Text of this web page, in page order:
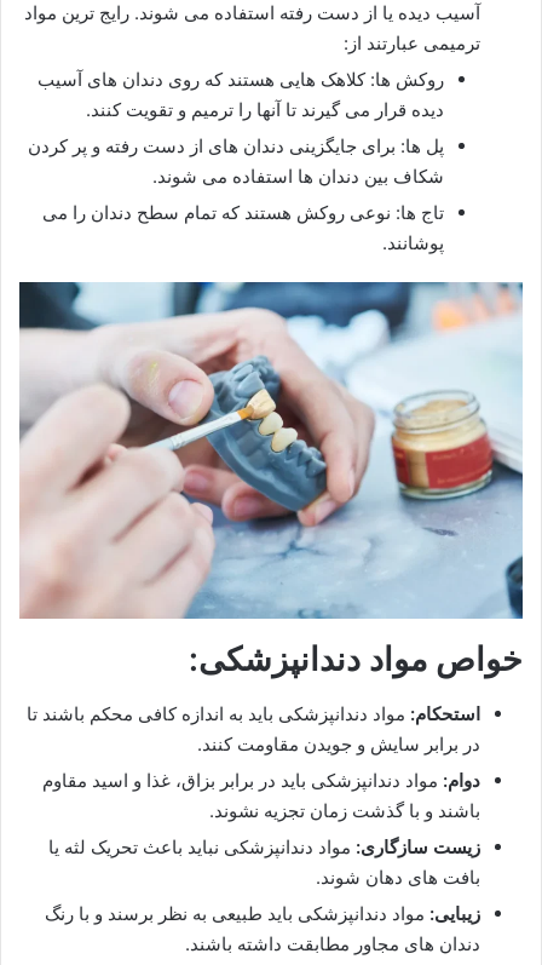
آسیب دیده یا از دست رفته استفاده می شوند. رایج ترین مواد
ترمیمی عبارتند از:
روکش ها: کلاهک هایی هستند که روی دندان های آسیب
دیده قرار می گیرند تا آنها را ترمیم و تقویت کنند.
پل ها: برای جایگزینی دندان های از دست رفته و پر کردن
شکاف بین دندان ها استفاده می شوند.
تاج ها: نوعی روکش هستند که تمام سطح دندان را می
پوشانند.
خواص مواد دندانپزشکی:
استحکام: مواد دندانپزشکی باید به اندازه کافی محکم باشند تا
در برابر سایش و جویدن مقاومت کنند.
دوام: مواد دندانپزشکی باید در برابر بزاق، غذا و اسید مقاوم
باشند و با گذشت زمان تجزیه نشوند.
زیست سازگاری: مواد دندانپزشکی نباید باعث تحریک لثه یا
بافت های دهان شوند.
زیبایی: مواد دندانپزشکی باید طبیعی به نظر برسند و با رنگ
دندان های مجاور مطابقت داشته باشند.